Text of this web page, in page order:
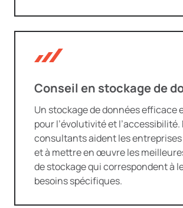
Conseil en stockage de
Un stockage de données efficace
pour l’évolutivité et l’accessibilité.
consultants aident les
et à mettre en œuvre les
de stockage qui correspondent à
besoins spécifiques.